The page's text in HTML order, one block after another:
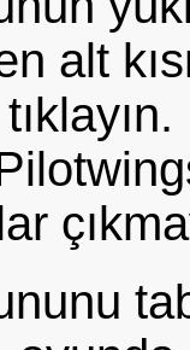
alt